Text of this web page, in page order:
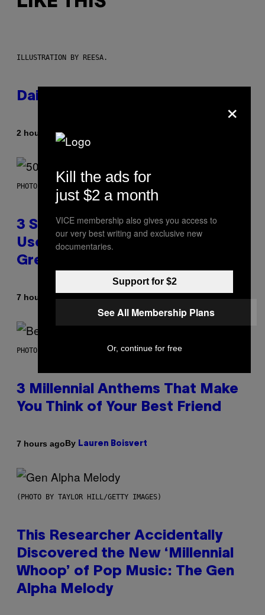
ILLUSTRATION BY REESA.
Daily Horoscope: August 7, 2026
2 hours ago
PHOTO BY GREGORY BOJORQUEZ/GETTY IMAGES
3 Songs That Were Commonly
Used As a Ringtone or Voicemail
Greeting in the 2000s
7 hours agoByDan Milam
PHOTO BY KEVIN WINTER/GETTY IMAGES FOR RADIO DISNEY
3 Millennial Anthems That Make
You Think of Your Best Friend
7 hours agoBy Lauren Boisvert
(PHOTO BY TAYLOR HILL/GETTY IMAGES)
This Researcher Accidentally
Discovered the New ‘Millennial
Whoop’ of Pop Music: The Gen
Alpha Melody
×
Kill the ads for
just $2 a month
VICE membership also gives you access to
our very best writing and exclusive new
documentaries.
Support for $2
See All Membership Plans
Or, continue for free